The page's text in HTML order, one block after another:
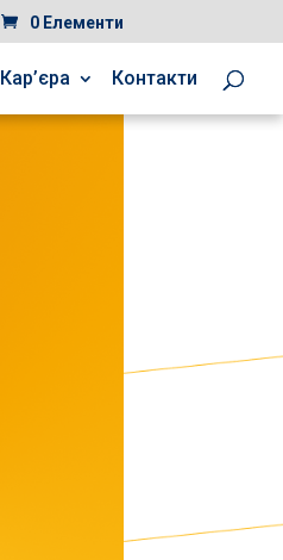
0 Елементи
Кар’єра Контакти